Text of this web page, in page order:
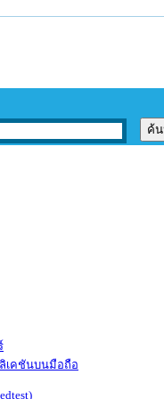
เคชันบนมือถือ